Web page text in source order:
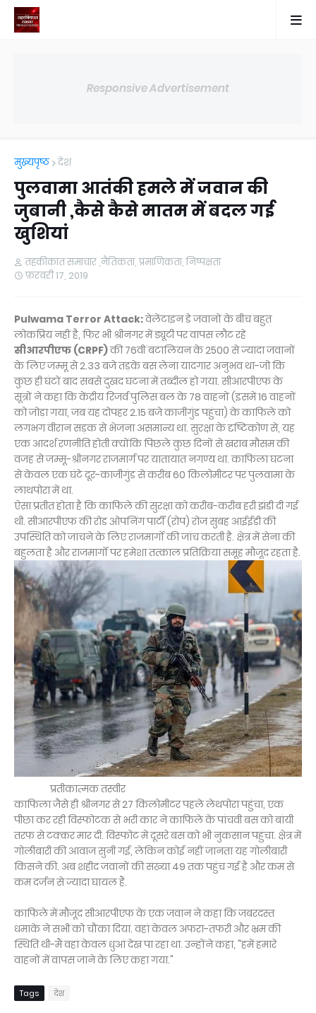
Responsive Advertisement
मुख्यपृष्ठ देश
पुलवामा आतंकी हमले में जवान की
जुबानी ,कैसे कैसे मातम में बदल गई
खुशियां
तहकीकात समाचार ,नैतिकता, प्रमाणिकता, निष्पक्षता
फ़रवरी 17, 2019
Pulwama Terror Attack:वेलेंटाइन डे जवानों के बीच बहुत
लोकप्रिय नहीं है, फिर भी श्रीनगर में ड्यूटी पर वापस लौट रहे
सीआरपीएफ (CRPF)की 76वीं बटालियन के 2500 से ज्यादा जवानों
के लिए जम्मू से 2.33 बजे तड़के बस लेना यादगार अनुभव था-जो कि
कुछ ही घंटों बाद सबसे दुखद घटना में तब्दील हो गया. सीआरपीएफ के
सूत्रों ने कहा कि केंद्रीय रिजर्व पुलिस बल के 78 वाहनों (इसमें 16 वाहनों
को जोड़ा गया, जब यह दोपहर 2.15 बजे काजीगुंड पहुंचा) के काफिले को
लगभग वीरान सड़क से भेजना असमान्य था. सुरक्षा के दृष्टिकोण से, यह
एक आदर्श रणनीति होती क्योंकि पिछले कुछ दिनों से खराब मौसम की
वजह से जम्मू-श्रीनगर राजमार्ग पर यातायात नगण्य था. काफिला घटना
से केवल एक घंटे दूर-काजीगुंड से करीब 60 किलोमीटर पर पुलवामा के
लाथपोरा में था.
ऐसा प्रतीत होता है कि काफिले की सुरक्षा को करीब-करीब हरी झंडी दी गई
थी. सीआरपीएफ की रोड ओपनिंग पार्टी (रोप) रोज सुबह आईईडी की
उपस्थिति को जांचने के लिए राजमार्गो की जांच करती है. क्षेत्र में सेना की
बहुलता है और राजमार्गो पर हमेशा तत्काल प्रतिक्रिया समूह मौजूद रहता है.
प्रतीकात्मक तस्वीर
काफिला जैसे ही श्रीनगर से 27 किलोमीटर पहले लेथपोरा पहुंचा, एक
पीछा कर रही विस्फोटक से भरी कार ने काफिले के पांचवी बस को बांयी
तरफ से टक्कर मार दी. विस्फोट में दूसरे बस को भी नुकसान पहुंचा. क्षेत्र में
गोलीबारी की आवाज सुनी गई, लेकिन कोई नहीं जानता यह गोलीबारी
किसने की. अब शहीद जवानों की संख्या 49 तक पहुंच गई है और कम से
कम दर्जन से ज्यादा घायल हैं.
काफिले में मौजूद सीआरपीएफ के एक जवान ने कहा कि जबरदस्त
धमाके ने सभी को चौंका दिया. वहां केवल अफरा-तफरी और भ्रम की
स्थिति थी-मैं वहां केवल धुआं देख पा रहा था. उन्होंने कहा, "हमें हमारे
वाहनों में वापस जाने के लिए कहा गया."
Tags देश